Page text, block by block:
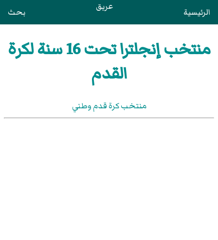
الرئيسية عريق بحث
منتخب إنجلترا تحت 16 سنة لكرة
القدم
منتخب كرة قدم وطني